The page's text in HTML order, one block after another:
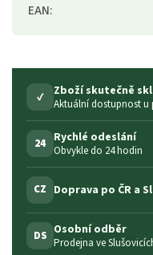
EAN:
✓ Zboží skutečně
Aktuální dostupnost u
24 Rychlé odeslání
Obvykle do 24 hodin
CZ Doprava po ČR a
DS Osobní odběr
Prodejna ve